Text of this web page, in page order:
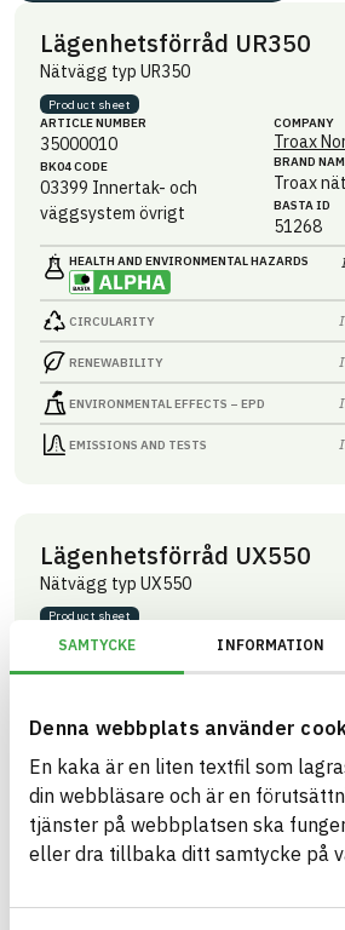
SAMTYCKE INFORMATION
Denna webbplats använder
En kaka är en liten textfil som
din webbläsare och är en
tjänster på webbplatsen ska
eller dra tillbaka ditt samtycke på
Lägenhetsförråd UR350
Nätvägg typ UR350
Product sheet
ARTICLE NUMBER
35000010
BK04 CODE
03399 Innertak- och
väggsystem övrigt
COMPANY
Troax
BRAND
Troax
BASTA ID
51268
HEALTH AND ENVIRONMENTAL HAZARDS
CIRCULARITY
RENEWABILITY
ENVIRONMENTAL EFFECTS – EPD
EMISSIONS AND TESTS
Lägenhetsförråd UX550
Nätvägg typ UX550
Product sheet
36000020
BK04 CODE
väggsystem övrigt
Troax
BRAND
51271
HEALTH AND ENVIRONMENTAL HAZARDS
CIRCULARITY